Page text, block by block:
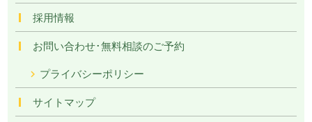
採用情報
お問い合わせ･無料相談のご予約
プライバシーポリシー
サイトマップ